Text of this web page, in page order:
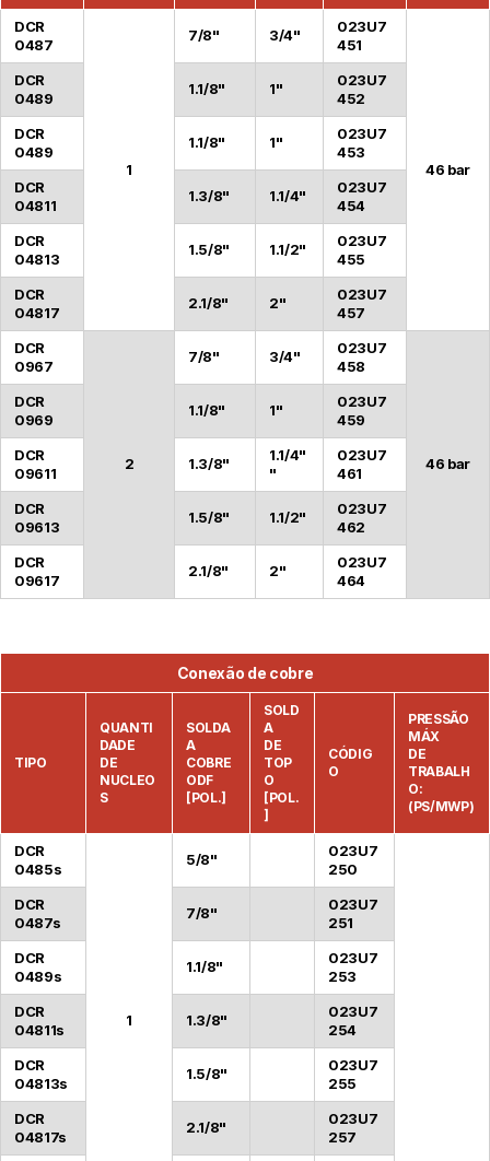
DCR
0487
1
7/8" 3/4"
023U7
451
46 bar
DCR
0489
1.1/8" 1"
023U7
452
DCR
0489
1.1/8" 1"
023U7
453
DCR
04811
1.3/8" 1.1/4"
023U7
454
DCR
04813
1.5/8" 1.1/2"
023U7
455
DCR
04817
2.1/8" 2"
023U7
457
DCR
0967
2
7/8" 3/4"
023U7
458
46 bar
DCR
0969
1.1/8" 1"
023U7
459
DCR
09611
1.3/8"
1.1/4"
"
023U7
461
DCR
09613
1.5/8" 1.1/2"
023U7
462
DCR
09617
2.1/8" 2"
023U7
464
Conexão de cobre
TIPO
QUANTI
DADE
DE
NUCLEO
S
SOLDA
A
COBRE
ODF
[POL.]
SOLD
A
DE
TOP
O
[POL.
]
CÓDIG
O
PRESSÃO
MÁX
DE
TRABALH
O:
(PS/MWP)
DCR
0485s
1
5/8"
023U7
250
DCR
0487s
7/8"
023U7
251
DCR
0489s
1.1/8"
023U7
253
DCR
04811s
1.3/8"
023U7
254
DCR
04813s
1.5/8"
023U7
255
DCR
04817s
2.1/8"
023U7
257